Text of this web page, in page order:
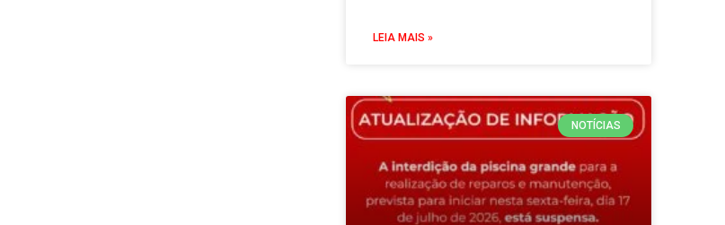
LEIA MAIS »
NOTÍCIAS